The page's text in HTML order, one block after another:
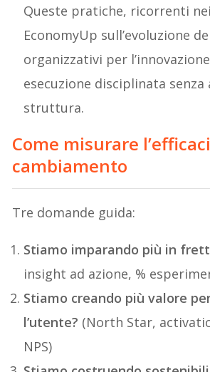
Queste pratiche, ricorrenti
EconomyUp sull’evoluzione
organizzativi per
esecuzione disciplinata
struttura.
Come misurare
cambiamento
Tre domande guida:
Stiamo imparando più in
insight ad azione, %
Stiamo creando più valore
l’utente? (North Star,
NPS)